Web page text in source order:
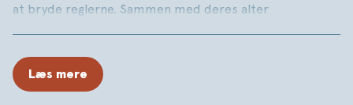
at bryde reglerne. Sammen med deres alter
udbryderhistorier fra sagaer, litteratur, kulturhistorie
og folklore har fundet sted.
Læs mere